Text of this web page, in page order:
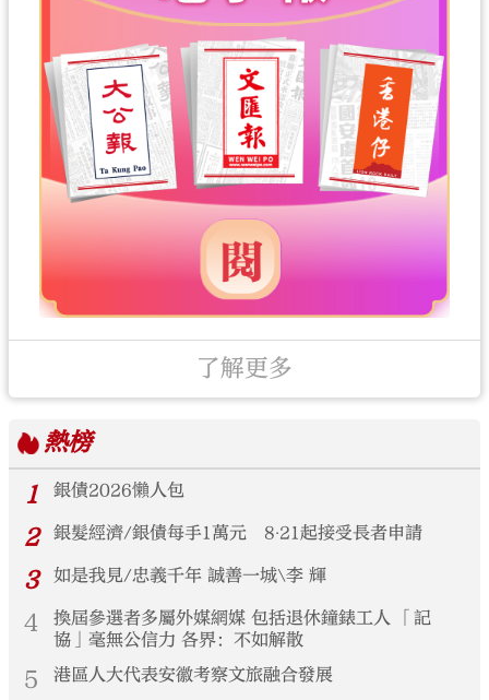
了解更多
熱榜
1
銀債2026懶人包
2 銀髮經濟/銀債每手1萬元 8‧21起接受長者申請
3 如是我見/忠義千年 誠善一城\李 輝
4
換屆參選者多屬外媒網媒 包括退休鐘錶工人 「記
協」毫無公信力 各界：不如解散
5 港區人大代表安徽考察文旅融合發展